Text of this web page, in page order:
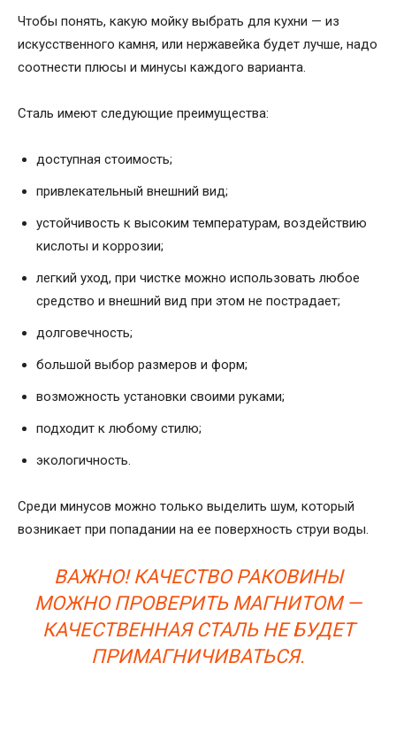
Чтобы понять, какую мойку выбрать для кухни — из
искусственного камня, или нержавейка будет лучше, надо
соотнести плюсы и минусы каждого варианта.
Сталь имеют следующие преимущества:
доступная стоимость;
привлекательный внешний вид;
устойчивость к высоким температурам, воздействию
кислоты и коррозии;
легкий уход, при чистке можно использовать любое
средство и внешний вид при этом не пострадает;
долговечность;
большой выбор размеров и форм;
возможность установки своими руками;
подходит к любому стилю;
экологичность.
Среди минусов можно только выделить шум, который
возникает при попадании на ее поверхность струи воды.
ВАЖНО! КАЧЕСТВО РАКОВИНЫ
МОЖНО ПРОВЕРИТЬ МАГНИТОМ —
КАЧЕСТВЕННАЯ СТАЛЬ НЕ БУДЕТ
ПРИМАГНИЧИВАТЬСЯ.